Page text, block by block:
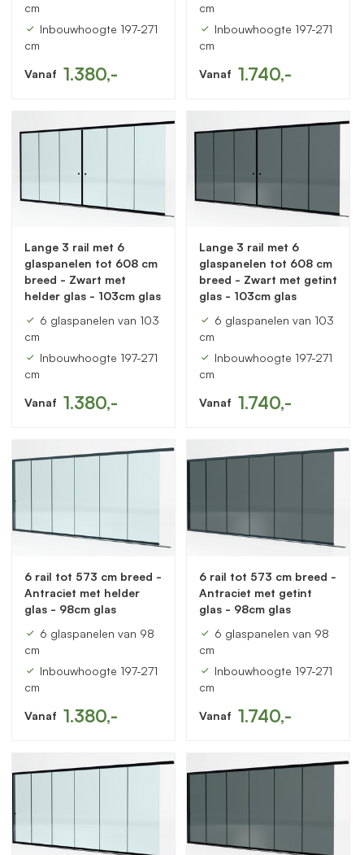
cm
Inbouwhoogte 197-271
cm
Vanaf 1.380,-
cm
Inbouwhoogte 197-271
cm
Vanaf 1.740,-
Lange 3 rail met 6
glaspanelen tot 608 cm
breed - Zwart met
helder glas - 103cm glas
6 glaspanelen van 103
cm
Inbouwhoogte 197-271
cm
Vanaf 1.380,-
Lange 3 rail met 6
glaspanelen tot 608 cm
breed - Zwart met getint
glas - 103cm glas
6 glaspanelen van 103
cm
Inbouwhoogte 197-271
cm
Vanaf 1.740,-
6 rail tot 573 cm breed -
Antraciet met helder
glas - 98cm glas
6 glaspanelen van 98
cm
Inbouwhoogte 197-271
cm
Vanaf 1.380,-
6 rail tot 573 cm breed -
Antraciet met getint
glas - 98cm glas
6 glaspanelen van 98
cm
Inbouwhoogte 197-271
cm
Vanaf 1.740,-